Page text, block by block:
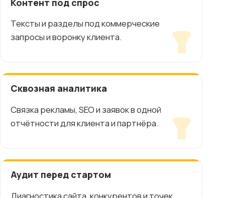
Тексты и разделы под коммерческие
запросы и воронку клиента.
Сквозная аналитика
Связка рекламы, SEO и заявок в одной
отчётности для клиента и партнёра.
Аудит перед стартом
Диагностика сайта, конкурентов и точек